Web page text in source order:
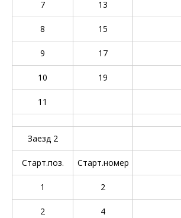
7 13
8 15
9 17
10 19
11
Заезд 2
Старт.поз. Старт.номер
1 2
2 4